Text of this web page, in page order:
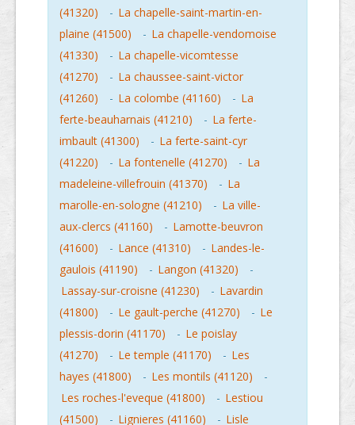
(41320)
- La chapelle-saint-martin-en-
plaine (41500)
- La chapelle-vendomoise
(41330)
- La chapelle-vicomtesse
(41270)
- La chaussee-saint-victor
(41260)
- La colombe (41160) - La
ferte-beauharnais (41210)
- La ferte-
imbault (41300)
- La ferte-saint-cyr
(41220)
- La fontenelle (41270) - La
madeleine-villefrouin (41370)
- La
marolle-en-sologne (41210)
- La ville-
aux-clercs (41160)
- Lamotte-beuvron
(41600)
- Lance (41310) - Landes-le-
gaulois (41190)
- Langon (41320)
-
Lassay-sur-croisne (41230)
- Lavardin
(41800)
- Le gault-perche (41270) - Le
plessis-dorin (41170)
- Le poislay
(41270)
- Le temple (41170) - Les
hayes (41800)
- Les montils (41120)
-
Les roches-l'eveque (41800)
- Lestiou
(41500)
- Lignieres (41160) - Lisle